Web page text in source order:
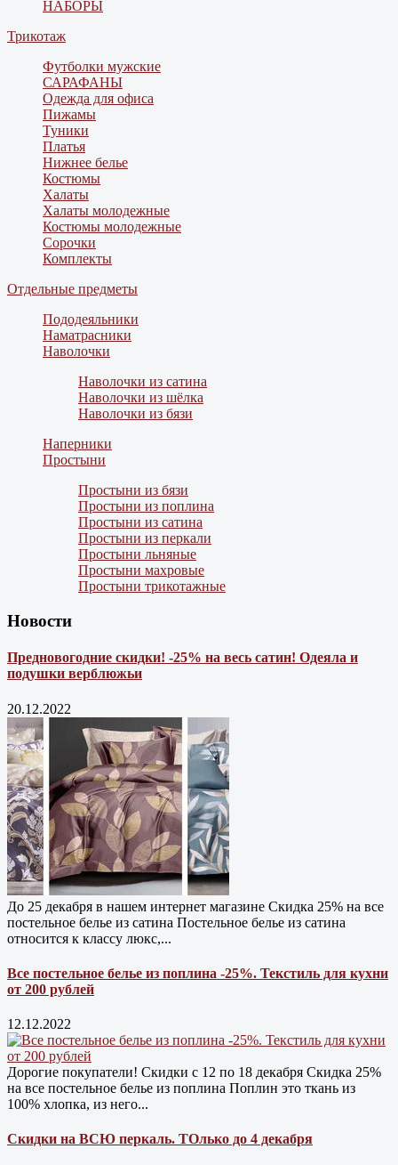
НАБОРЫ
Трикотаж
Футболки мужские
САРАФАНЫ
Одежда для офиса
Пижамы
Туники
Платья
Нижнее белье
Костюмы
Халаты
Халаты молодежные
Костюмы молодежные
Сорочки
Комплекты
Отдельные предметы
Пододеяльники
Наматрасники
Наволочки
Наволочки из сатина
Наволочки из шёлка
Наволочки из бязи
Наперники
Простыни
Простыни из бязи
Простыни из поплина
Простыни из сатина
Простыни из перкали
Простыни льняные
Простыни махровые
Простыни трикотажные
Новости
Предновогодние скидки! -25% на весь сатин! Одеяла и
подушки верблюжьи
20.12.2022
До 25 декабря в нашем интернет магазине Cкидка 25% на все
постельное белье из сатина Постельное белье из сатина
относится к классу люкс,...
Все постельное белье из поплина -25%. Текстиль для кухни
от 200 рублей
12.12.2022
Дорогие покупатели! Скидки с 12 по 18 декабря Скидка 25%
на все постельное белье из поплина Поплин это ткань из
100% хлопка, из него...
Скидки на ВСЮ перкаль. ТОлько до 4 декабря